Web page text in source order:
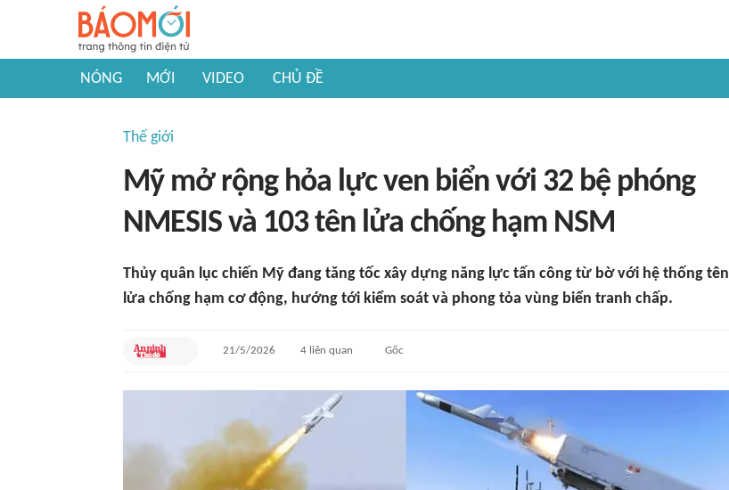
NÓNG MỚI VIDEO CHỦ ĐỀ
Thế giới
Mỹ mở rộng hỏa lực ven biển với 32 bệ phóng
NMESIS và 103 tên lửa chống hạm NSM
Thủy quân lục chiến Mỹ đang tăng tốc xây dựng năng lực tấn công từ bờ với hệ thống tên
lửa chống hạm cơ động, hướng tới kiểm soát và phong tỏa vùng biển tranh chấp.
21/5/2026 4 liên quan Gốc